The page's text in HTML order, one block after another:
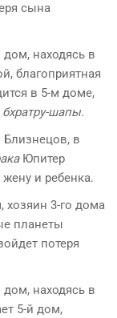
сына
находясь в
благоприятная
в 5-м доме,
бхратру-шапы.
в
Юпитер
и ребенка.
хозяин 3-го дома
планеты
потеря
находясь в
5-й дом,